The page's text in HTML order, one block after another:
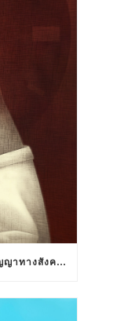
สูงด้วยการศึกษาและเงินตราแต่ไร้เชาว์ปัญญาทางสังคมสัมพันธ์